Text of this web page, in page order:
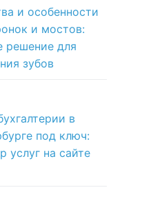
и особенности
и мостов:
решение для
зубов
в
под ключ:
услуг на сайте